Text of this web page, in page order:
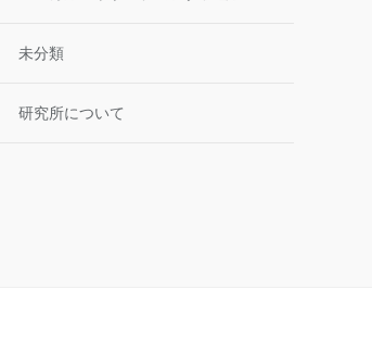
未分類
研究所について